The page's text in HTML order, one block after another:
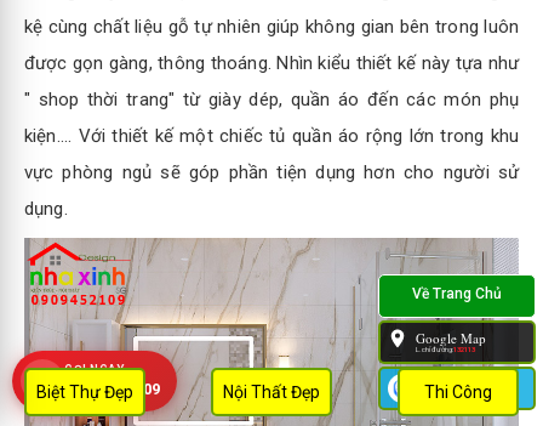
kệ cùng chất liệu gỗ tự nhiên giúp không gian bên trong luôn
được gọn gàng, thông thoáng. Nhìn kiểu thiết kế này tựa như
" shop thời trang" từ giày dép, quần áo đến các món phụ
kiện.... Với thiết kế một chiếc tủ quần áo rộng lớn trong khu
vực phòng ngủ sẽ góp phần tiện dụng hơn cho người sử
dụng.
Biệt Thự Đẹp Nội Thất Đẹp Thi Công
Google Map
L.chỉ đường:132113
Zalo
GỌI NGAY
0909 452 109